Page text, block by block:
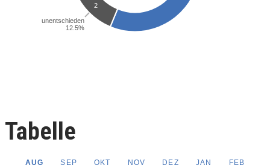
Tabelle
AUG SEP OKT NOV DEZ JAN
FEB